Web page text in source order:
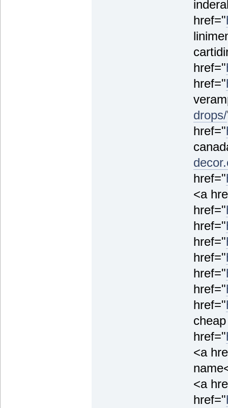
href="
href="
href="
drops/
href="
href="
<a
href="
href="
href="
href="
href="
href="
href="
href="
<a
<a
href="